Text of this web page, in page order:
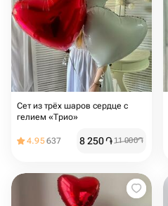
Сет из трёх шаров сердце с
гелием «Трио»
4.95637 8 250֏11 000֏